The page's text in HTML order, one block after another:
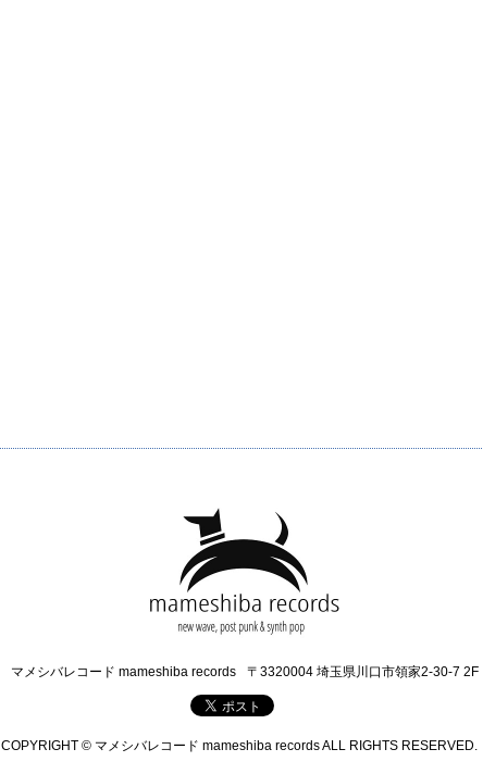
マメシバレコード mameshiba records 〒3320004 埼玉県川口市領家2-30-7 2F
COPYRIGHT © マメシバレコード mameshiba records ALL RIGHTS RESERVED.